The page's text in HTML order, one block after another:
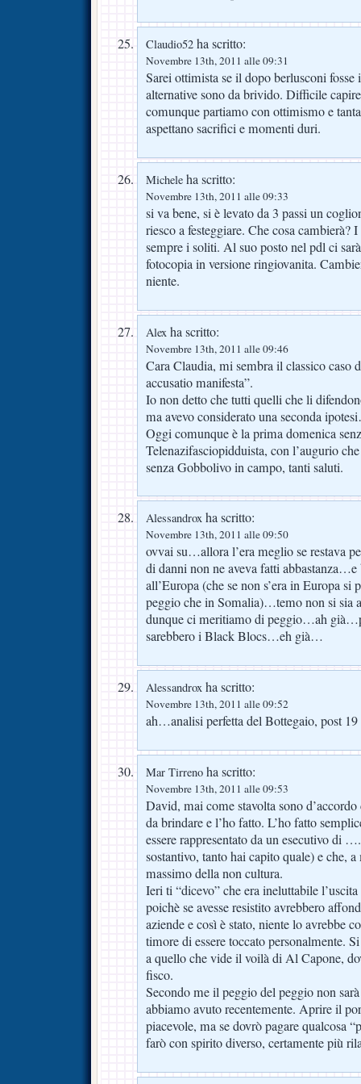
Claudio52 ha scritto:
Novembre 13th, 2011 alle 09:31
Sarei ottimista se il dopo berlusconi
alternative sono da brivido. Difficile
comunque partiamo con ottimismo e
aspettano sacrifici e momenti duri.
Michele ha scritto:
Novembre 13th, 2011 alle 09:33
si va bene, si è levato da 3 passi un
riesco a festeggiare. Che cosa cambierà?
sempre i soliti. Al suo posto nel pdl ci
fotocopia in versione ringiovanita.
niente.
Alex ha scritto:
Novembre 13th, 2011 alle 09:46
Cara Claudia, mi sembra il classico caso
accusatio manifesta”.
Io non detto che tutti quelli che li
ma avevo considerato una seconda
Oggi comunque è la prima domenica
Telenazifasciopidduista, con l’augurio
senza Gobbolivo in campo, tanti saluti.
Alessandrox ha scritto:
Novembre 13th, 2011 alle 09:50
ovvai su…allora l’era meglio se restava
di danni non ne aveva fatti
all’Europa (che se non s’era in Europa si
peggio che in Somalia)…temo non si sia
dunque ci meritiamo di peggio…ah
sarebbero i Black Blocs…eh già…
Alessandrox ha scritto:
Novembre 13th, 2011 alle 09:52
ah…analisi perfetta del Bottegaio, post 19
Mar Tirreno ha scritto:
Novembre 13th, 2011 alle 09:53
David, mai come stavolta sono
da brindare e l’ho fatto. L’ho fatto
essere rappresentato da un esecutivo di
sostantivo, tanto hai capito quale) e che,
massimo della non cultura.
Ieri ti “dicevo” che era ineluttabile
poichè se avesse resistito avrebbero
aziende e così è stato, niente lo avrebbe
timore di essere toccato personalmente.
a quello che vide il voilà di Al Capone,
fisco.
Secondo me il peggio del peggio non
abbiamo avuto recentemente. Aprire il
piacevole, ma se dovrò pagare qualcosa
farò con spirito diverso, certamente più